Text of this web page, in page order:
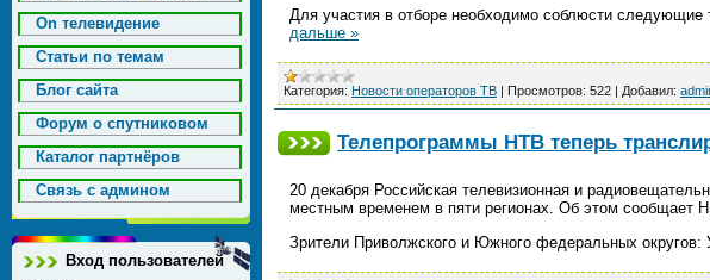
On телевидение
Статьи по темам
Блог сайта
Форум о спутниковом
Каталог партнёров
Cвязь с админом
Вход пользователей
Для участия в отборе необходимо соблюсти
дальше »
Категория: Новости операторов ТВ | Просмотров: 522 | Добавил:
Телепрограммы НТВ теперь
20 декабря Российская телевизионная и
местным временем в пяти регионах. Об этом сообщает
Зрители Приволжского и Южного федеральных